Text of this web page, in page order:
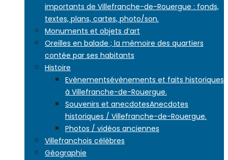
importants de Villefranche-de-Rouergue : fonds,
textes, plans, cartes, photo/son.
Monuments et objets d’art
Oreilles en balade ; la mémoire des quartiers
contée par ses habitants
Histoire
Evènementsévènements et faits historiques
à Villefranche-de-Rouergue.
Souvenirs et anecdotesAnecdotes
historiques / Villefranche-de-Rouergue.
Photos / vidéos anciennes
Villefranchois célèbres
Géographie